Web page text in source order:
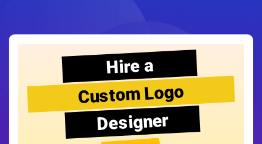
Hire a
Custom Logo
Designer